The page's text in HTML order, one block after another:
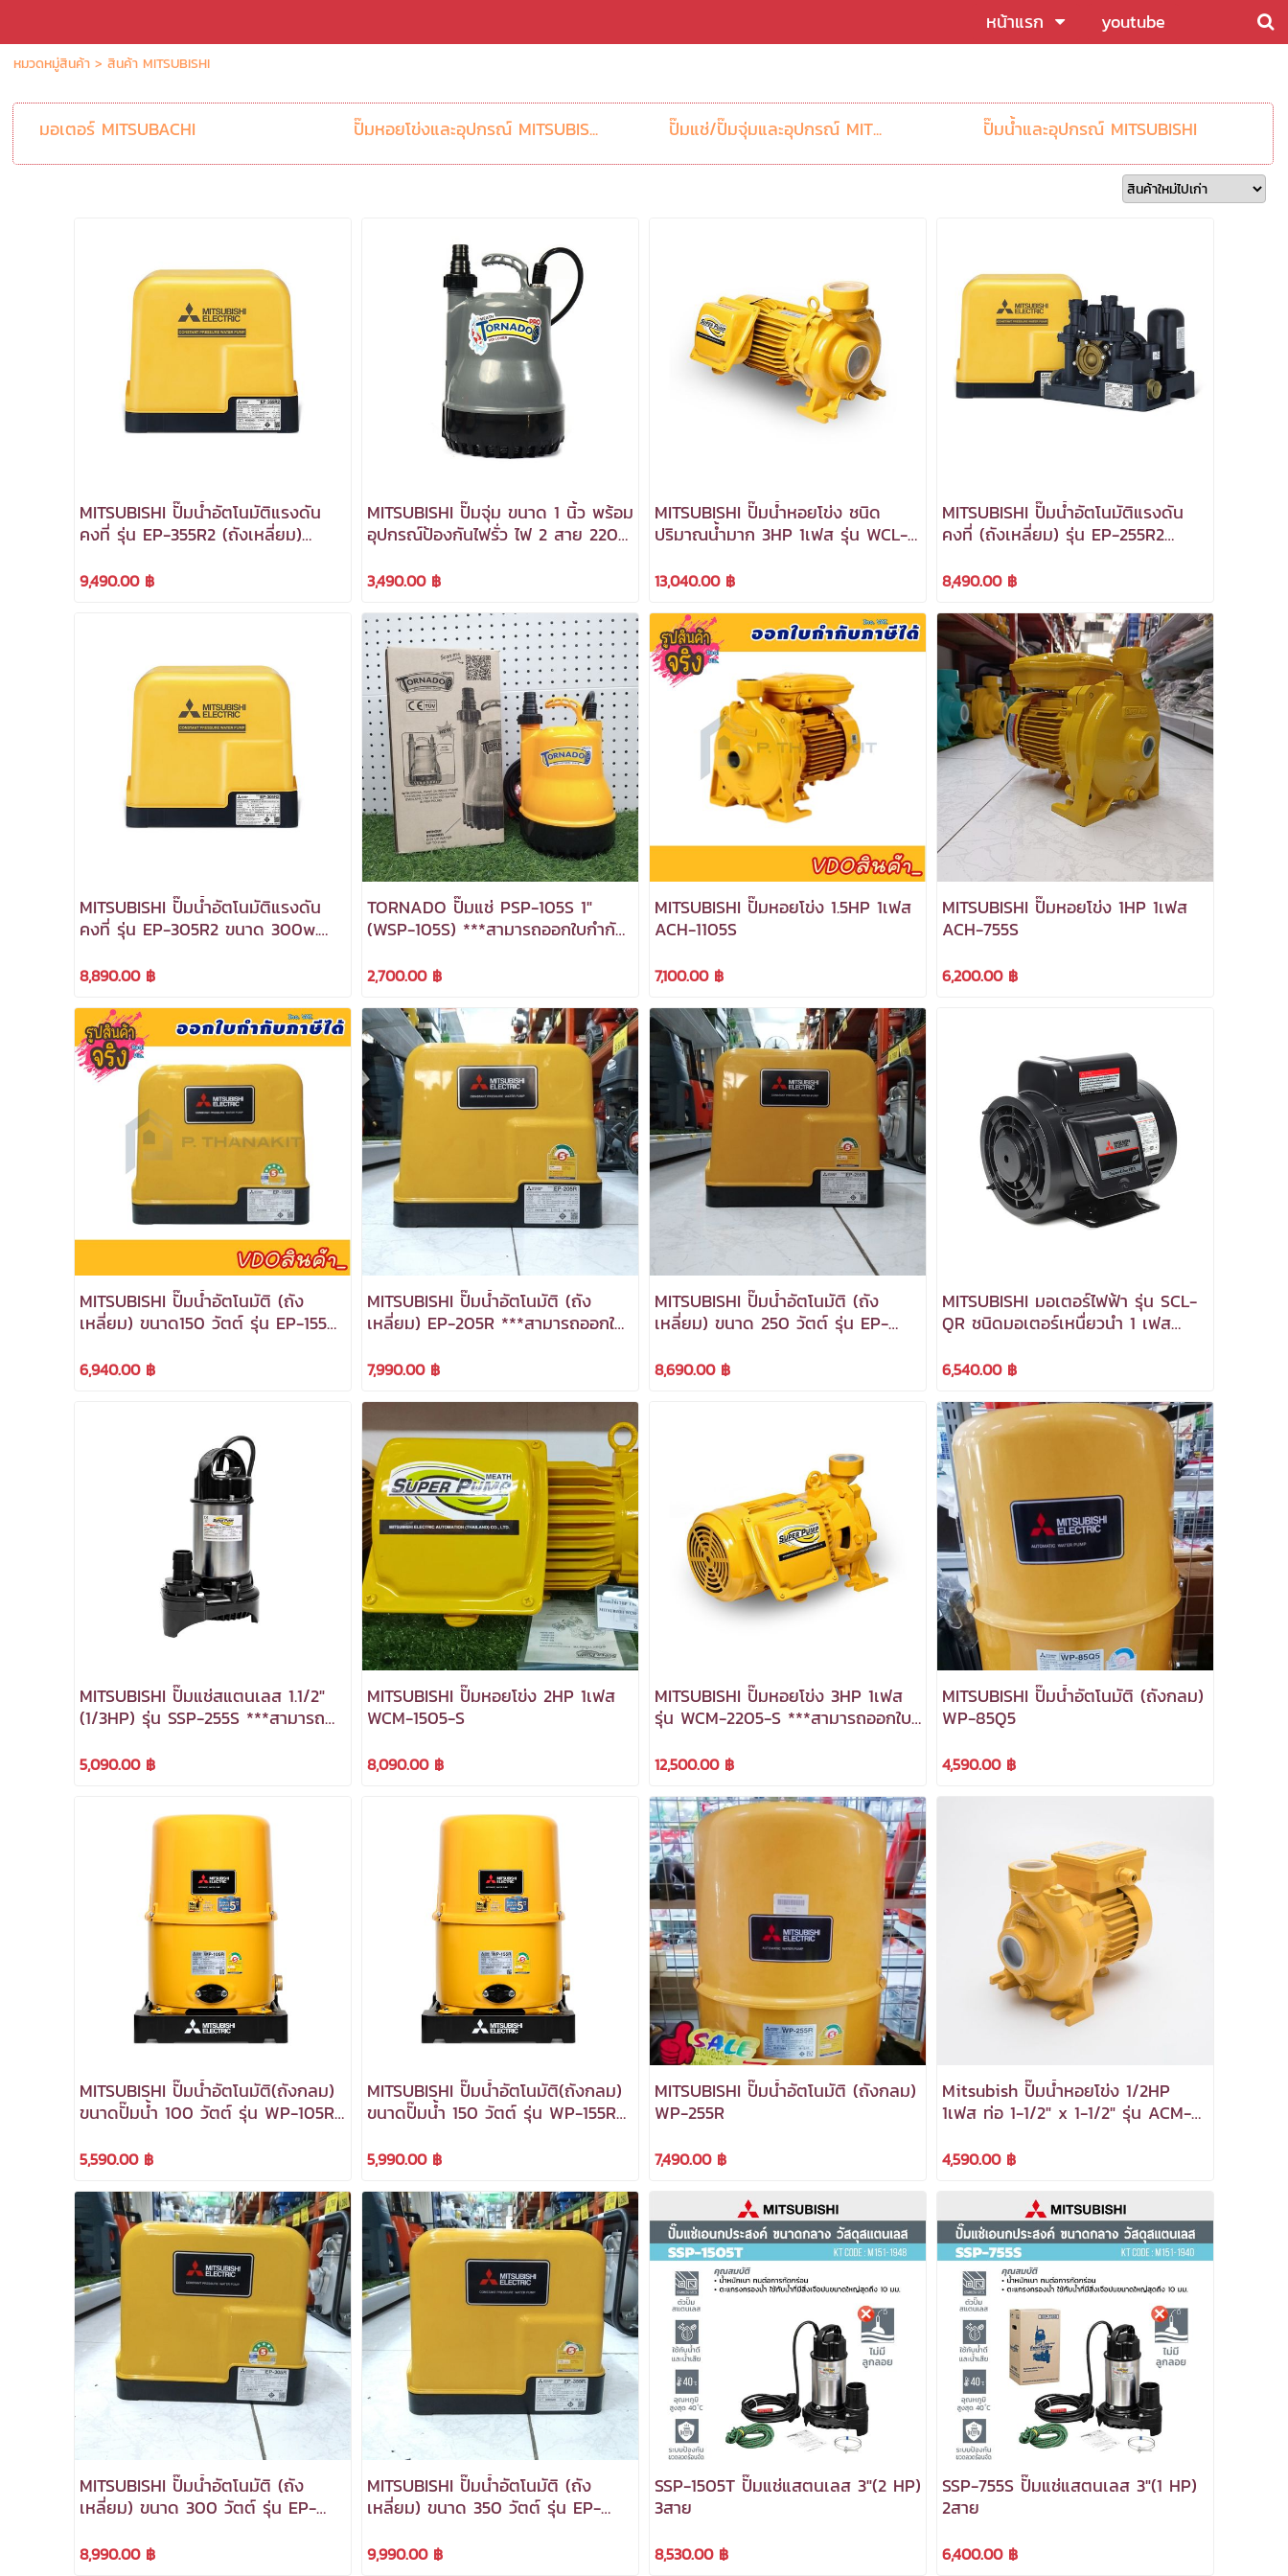
หน้าแรก youtube
หมวดหมู่สินค้า> สินค้า MITSUBISHI
มอเตอร์ MITSUBACHI ปั๊มหอยโข่งและอุปกรณ์ MITSUBIS... ปั๊มแช่/ปั๊มจุ่มและอุปกรณ์ MIT... ปั๊มน้ำและอุปกรณ์ MITSUBISHI
MITSUBISHI ปั๊มน้ำอัตโนมัติแรงดัน
คงที่ รุ่น EP-355R2 (ถังเหลี่ยม)
9,490.00 ฿
MITSUBISHI ปั๊มจุ่ม ขนาด 1 นิ้ว พร้อม
อุปกรณ์ป้องกันไฟรั่ว ไฟ 2 สาย 220V
กำกับภาษีได้***
3,490.00 ฿
MITSUBISHI ปั๊มน้ำหอยโข่ง ชนิด
ปริมาณน้ำมาก 3HP 1เฟส รุ่น WCL-
ได้***
13,040.00 ฿
MITSUBISHI ปั๊มน้ำอัตโนมัติแรงดัน
คงที่ (ถังเหลี่ยม) รุ่น EP-255R2
ภาษีได้***
8,490.00 ฿
MITSUBISHI ปั๊มน้ำอัตโนมัติแรงดัน
คงที่ รุ่น EP-305R2 ขนาด 300w.
ภาษีได้***
8,890.00 ฿
TORNADO ปั๊มแช่ PSP-105S 1"
(WSP-105S) ***สามารถออกใบกำกับ
2,700.00 ฿
MITSUBISHI ปั๊มหอยโข่ง 1.5HP 1เฟส
ACH-1105S
7,100.00 ฿
MITSUBISHI ปั๊มหอยโข่ง 1HP 1เฟส
ACH-755S
6,200.00 ฿
MITSUBISHI ปั๊มน้ำอัตโนมัติ (ถัง
เหลี่ยม) ขนาด150 วัตต์ รุ่น EP-155R
6,940.00 ฿
MITSUBISHI ปั๊มน้ำอัตโนมัติ (ถัง
เหลี่ยม) EP-205R ***สามารถออกใบ
7,990.00 ฿
MITSUBISHI ปั๊มน้ำอัตโนมัติ (ถัง
เหลี่ยม) ขนาด 250 วัตต์ รุ่น EP-
ได้***
8,690.00 ฿
MITSUBISHI มอเตอร์ไฟฟ้า รุ่น SCL-
QR ชนิดมอเตอร์เหนื่ยวนำ 1 เฟส
กำกับภาษีได้***
6,540.00 ฿
MITSUBISHI ปั๊มแช่สแตนเลส 1.1/2"
(1/3HP) รุ่น SSP-255S ***สามารถ
5,090.00 ฿
MITSUBISHI ปั๊มหอยโข่ง 2HP 1เฟส
WCM-1505-S
8,090.00 ฿
MITSUBISHI ปั๊มหอยโข่ง 3HP 1เฟส
รุ่น WCM-2205-S ***สามารถออกใบ
12,500.00 ฿
MITSUBISHI ปั๊มน้ำอัตโนมัติ (ถังกลม)
WP-85Q5
4,590.00 ฿
MITSUBISHI ปั๊มน้ำอัตโนมัติ(ถังกลม)
ขนาดปั๊มน้ำ 100 วัตต์ รุ่น WP-105R
5,590.00 ฿
MITSUBISHI ปั๊มน้ำอัตโนมัติ(ถังกลม)
ขนาดปั๊มน้ำ 150 วัตต์ รุ่น WP-155R
5,990.00 ฿
MITSUBISHI ปั๊มน้ำอัตโนมัติ (ถังกลม)
WP-255R
7,490.00 ฿
Mitsubish ปั๊มน้ำหอยโข่ง 1/2HP
1เฟส ท่อ 1-1/2" x 1-1/2" รุ่น ACM-
ได้***
4,590.00 ฿
MITSUBISHI ปั๊มน้ำอัตโนมัติ (ถัง
เหลี่ยม) ขนาด 300 วัตต์ รุ่น EP-
ได้***
8,990.00 ฿
MITSUBISHI ปั๊มน้ำอัตโนมัติ (ถัง
เหลี่ยม) ขนาด 350 วัตต์ รุ่น EP-
ได้***
9,990.00 ฿
SSP-1505T ปั๊มแช่แสตนเลส 3"(2 HP)
3สาย
8,530.00 ฿
SSP-755S ปั๊มแช่แสตนเลส 3"(1 HP)
2สาย
6,400.00 ฿